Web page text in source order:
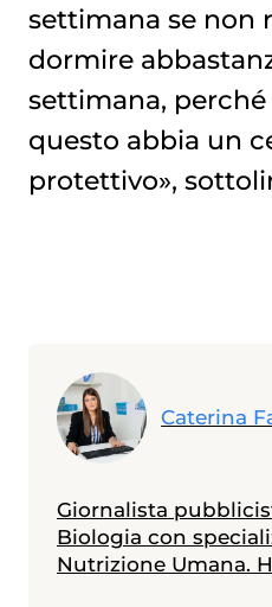
settimana se non
dormire
settimana,
questo abbia un
protettivo»,
Caterina
Giornalista
Biologia con
Nutrizione Umana.